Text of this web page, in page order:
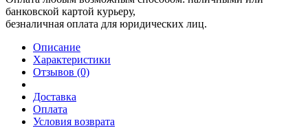
банковской картой курьеру,
безналичная оплата для юридических лиц.
Описание
Характеристики
Отзывов (0)
Доставка
Оплата
Условия возврата